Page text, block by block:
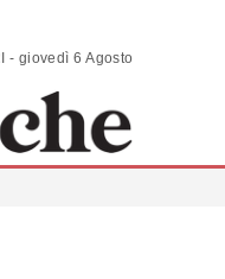
ANALISI | COMMENTI | SCENARI - giovedì 6 Agosto 2026